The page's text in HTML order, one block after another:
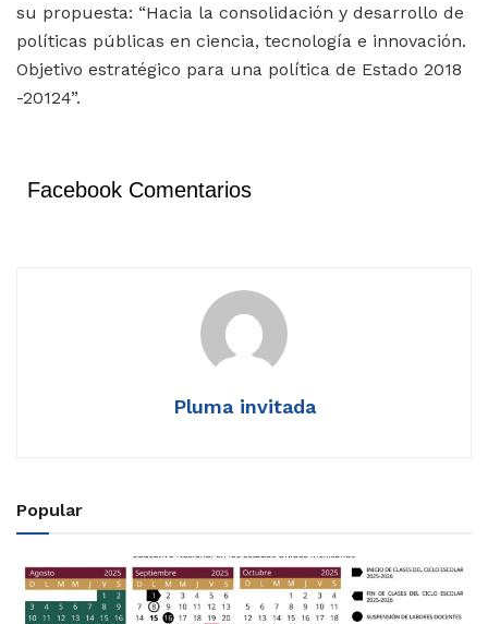
su propuesta: “Hacia la consolidación y desarrollo de
políticas públicas en ciencia, tecnología e innovación.
Objetivo estratégico para una política de Estado 2018
-20124”.
Facebook Comentarios
Pluma invitada
Popular